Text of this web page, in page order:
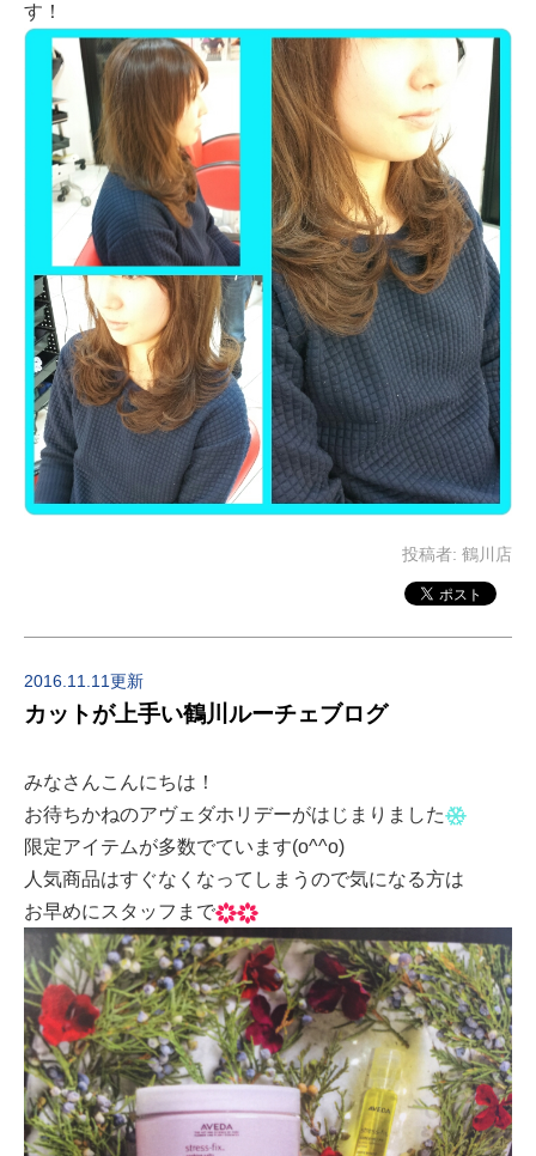
す！
投稿者: 鶴川店
2016.11.11更新
カットが上手い鶴川ルーチェブログ
みなさんこんにちは！
お待ちかねのアヴェダホリデーがはじまりました
限定アイテムが多数でています(o^^o)
人気商品はすぐなくなってしまうので気になる方は
お早めにスタッフまで